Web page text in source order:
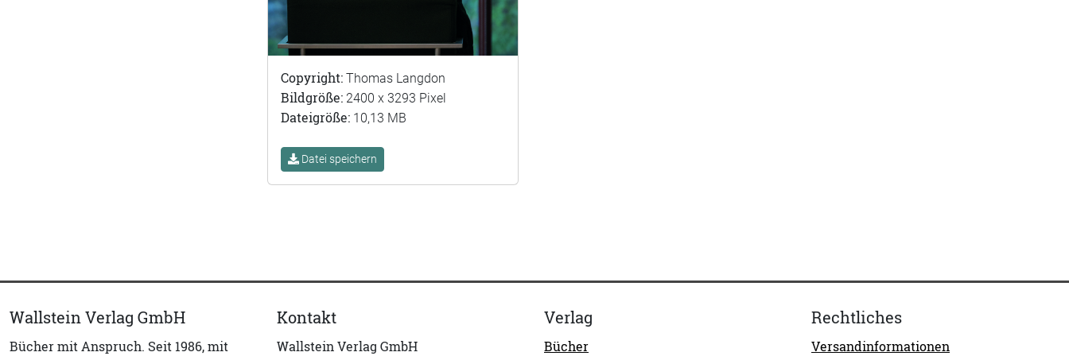
Copyright: Thomas Langdon
Bildgröße: 2400 x 3293 Pixel
Dateigröße: 10,13 MB
Datei speichern
Wallstein Verlag GmbH
Bücher mit Anspruch. Seit 1986, mit
Kontakt
Wallstein Verlag GmbH
Verlag
Bücher
Rechtliches
Versandinformationen